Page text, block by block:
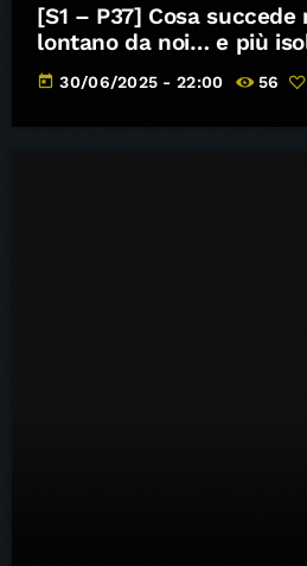
[S1 – P37] Cosa
lontano da noi… e più
Guerra e Pace
today 30/06/2025 - 22:00 56